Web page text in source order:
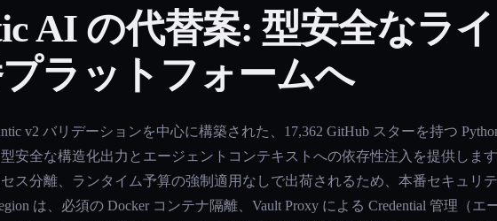
AI の代替案: 型安全なラ
ラットフォームへ
v2 バリデーションを中心に構築された、17,362 GitHub スターを持つ
安全な構造化出力とエージェントコンテキストへの依存性注入を提供します
ス分離、ランタイム予算の強制適用なしで出荷されるため、本番セキュリ
は、必須の Docker コンテナ隔離、Vault Proxy による Credential 管理（エ